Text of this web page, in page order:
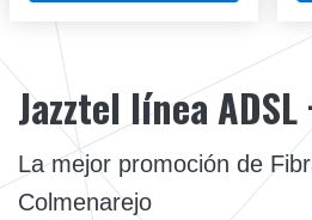
Jazztel línea
La mejor promoción de
Colmenarejo